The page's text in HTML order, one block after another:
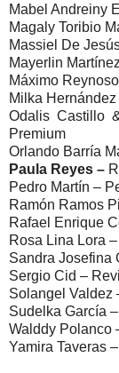
Mabel Andreiny
Magaly Toribio
Massiel De
Mayerlin
Máximo
Milka
Odalis Castillo
Premium
Orlando Barría
Paula Reyes –
Pedro Martín –
Ramón Ramos
Rafael Enrique
Rosa Lina Lora
Sandra Josefina
Sergio Cid –
Solangel Valdez
Sudelka García
Walddy Polanco
Yamira Taveras